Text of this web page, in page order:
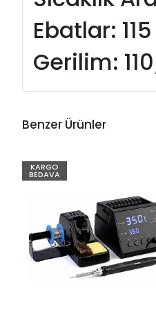
Ebatlar:
Gerilim:
Benzer Ürünler
KARGO
BEDAVA